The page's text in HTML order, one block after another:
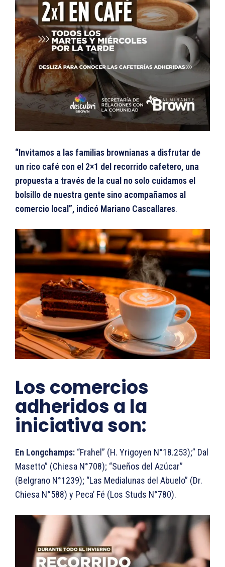
“Invitamos a las familias brownianas a disfrutar de
un rico café con el 2×1 del recorrido cafetero, una
propuesta a través de la cual no solo cuidamos el
bolsillo de nuestra gente sino acompañamos al
comercio local”, indicó Mariano Cascallares.
Los comercios
adheridos a la
iniciativa son:
En Longchamps: “Frahel” (H. Yrigoyen N°18.253);” Dal
Masetto” (Chiesa N°708); “Sueños del Azúcar”
(Belgrano N°1239); “Las Medialunas del Abuelo” (Dr.
Chiesa N°588) y Peca’ Fé (Los Studs N°780).